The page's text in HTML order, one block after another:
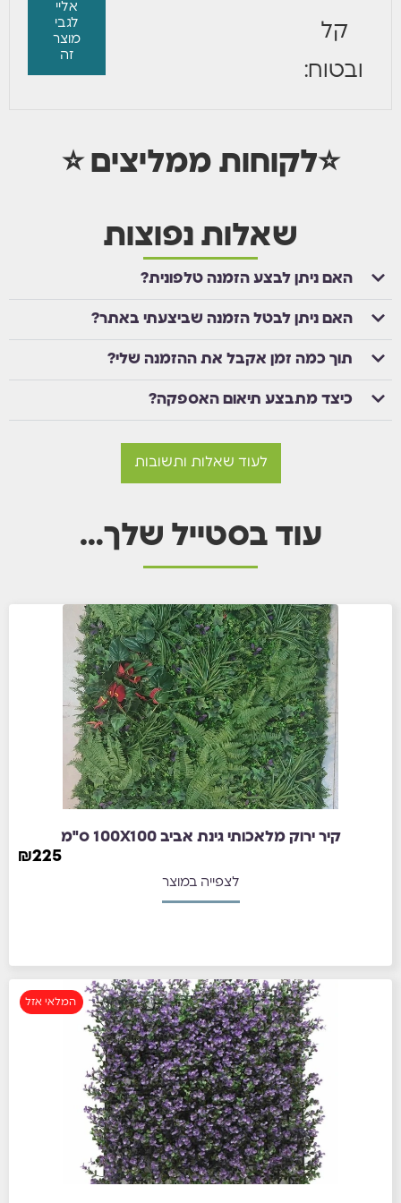
קל
ובטוח:
אליי
לגבי
מוצר
זה
⭐לקוחות ממליצים ⭐
שאלות נפוצות
האם ניתן לבצע הזמנה טלפונית?
האם ניתן לבטל הזמנה שביצעתי באתר?
תוך כמה זמן אקבל את ההזמנה שלי?
כיצד מתבצע תיאום האספקה?
לעוד שאלות ותשובות
עוד בסטייל שלך…
קיר ירוק מלאכותי גינת אביב 100X100 ס"מ
₪225
לצפייה במוצר
המלאי אזל